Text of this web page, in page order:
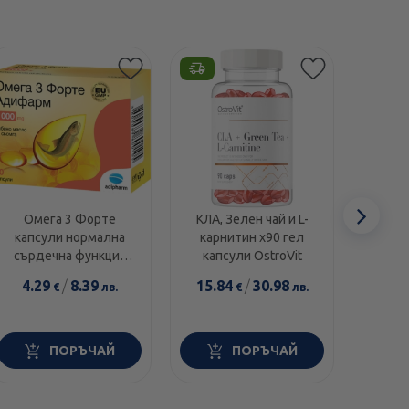
Омега 3 Форте
капсули нормална
сърдечна функция
4.29€ / 8.39лв.
ПОРЪЧАЙ
КЛА, Зелен чай и L-
карнитин х90 гел
капсули OstroVit
15.84€ /30.98лв.
ПОРЪЧАЙ